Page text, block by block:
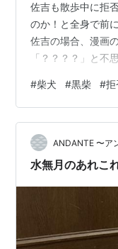
佐吉も散歩中に拒
のか！と全身で前
佐吉の場合、漫画
「？？？？」と不
が、この方法が効
す。 この散歩拒否
のある方は経験が
という言葉がある
りてこでも動かな
#柴犬 #黒柴 #
ANDANTE 〜ア
水無月のあれこ